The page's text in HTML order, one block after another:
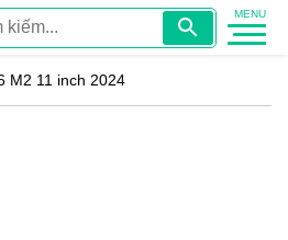
M2 11 inch 2024